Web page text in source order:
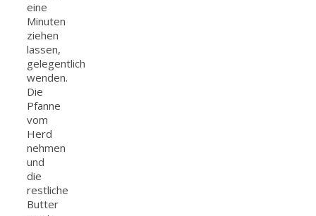
eine
Minuten
ziehen
lassen,
gelegentlich
wenden.
Die
Pfanne
vom
Herd
nehmen
und
die
restliche
Butter